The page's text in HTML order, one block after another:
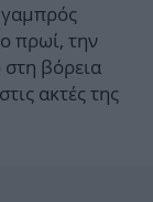
πρωί, την
βόρεια
ακτές της